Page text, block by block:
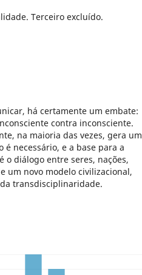
Terceiro excluído.
há certamente um embate:
contra inconsciente.
na maioria das vezes, gera um
necessário, e a base para a
o diálogo entre seres, nações,
um novo modelo civilizacional,
transdisciplinaridade.